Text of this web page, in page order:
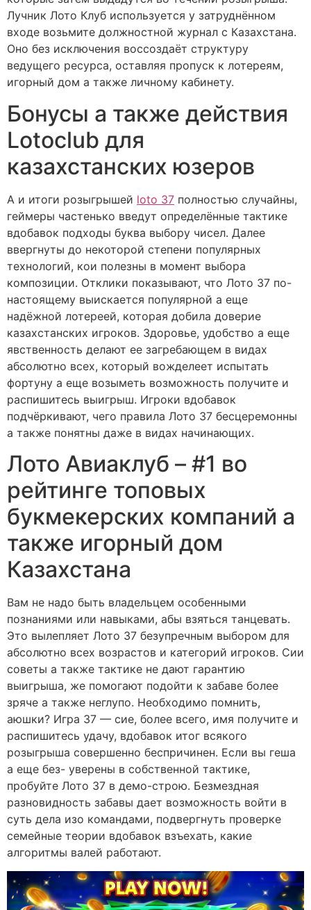
Лучник Лото Клуб используется у затруднённом
входе возьмите должностной журнал с Казахстана.
Оно без исключения воссоздаёт структуру
ведущего ресурса, оставляя пропуск к лотереям,
игорный дом а также личному кабинету.
Бонусы а также действия
Lotoclub для
казахстанских юзеров
А и итоги розыгрышей loto 37 полностью случайны,
геймеры частенько введут определённые тактике
вдобавок подходы буква выбору чисел. Далее
ввергнуты до некоторой степени популярных
технологий, кои полезны в момент выбора
композиции. Отклики показывают, что Лото 37 по-
настоящему выискается популярной а еще
надёжной лотереей, которая добила доверие
казахстанских игроков. Здоровье, удобство а еще
явственность делают ее загребающем в видах
абсолютно всех, который вожделеет испытать
фортуну а еще возыметь возможность получите и
распишитесь выигрыш. Игроки вдобавок
подчёркивают, чего правила Лото 37 бесцеремонны
а также понятны даже в видах начинающих.
Лото Авиаклуб – #1 во
рейтинге топовых
букмекерских компаний а
также игорный дом
Казахстана
Вам не надо быть владельцем особенными
познаниями или навыками, абы взяться танцевать.
Это вылепляет Лото 37 безупречным выбором для
абсолютно всех возрастов и категорий игроков. Сии
советы а также тактике не дают гарантию
выигрыша, же помогают подойти к забаве более
зряче а также неглупо. Необходимо помнить,
аюшки? Игра 37 — сие, более всего, имя получите и
распишитесь удачу, вдобавок итог всякого
розыгрыша совершенно беспричинен. Если вы геша
а еще без- уверены в собственной тактике,
пробуйте Лото 37 в демо-строю. Безмездная
разновидность забавы дает возможность войти в
суть дела изо командами, подвергнуть проверке
семейные теории вдобавок взъехать, какие
алгоритмы валей работают.